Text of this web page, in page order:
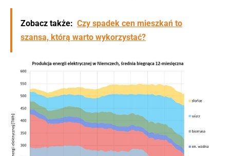
Zobacz także: Czy spadek cen mieszkań to
szansa, którą warto wykorzystać?